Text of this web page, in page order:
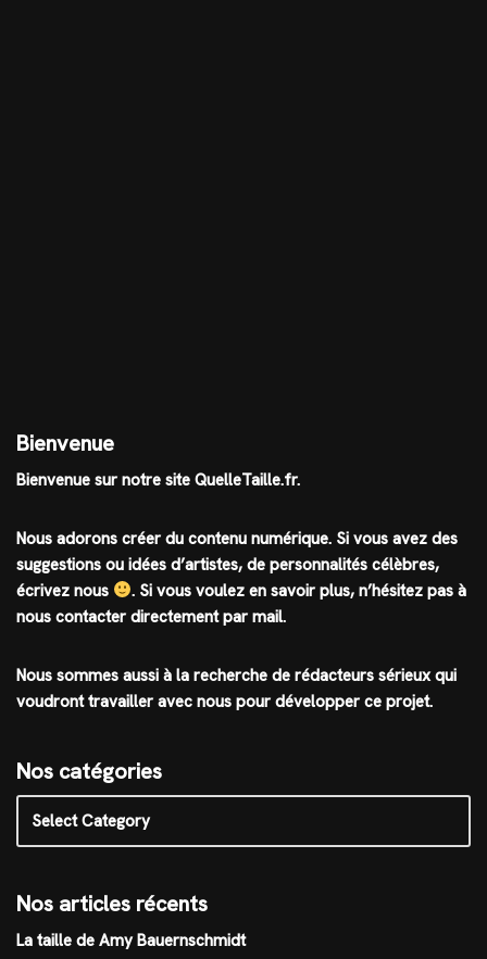
Bienvenue
Bienvenue sur notre site QuelleTaille.fr.
Nous adorons créer du contenu numérique. Si vous avez des
suggestions ou idées d’artistes, de personnalités célèbres,
écrivez nous
. Si vous voulez en savoir plus, n’hésitez pas à
nous contacter directement par mail.
Nous sommes aussi à la recherche de rédacteurs sérieux qui
voudront travailler avec nous pour développer ce projet.
Nos catégories
Nos articles récents
La taille de Amy Bauernschmidt